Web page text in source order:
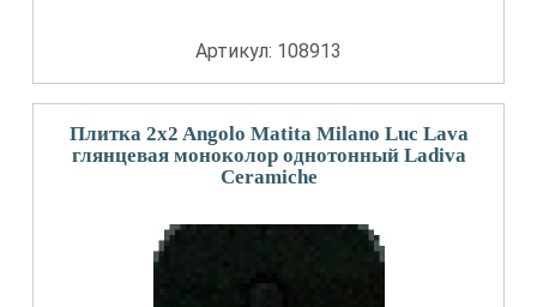
Артикул: 108913
Плитка 2x2 Angolo Matita Milano Luc Lava
глянцевая моноколор однотонный Ladiva
Сeramiche